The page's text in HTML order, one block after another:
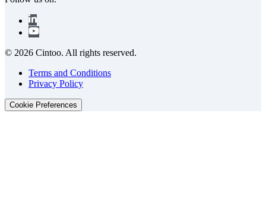
© 2026 Cintoo. All rights reserved.
Terms and Conditions
Privacy Policy
Cookie Preferences